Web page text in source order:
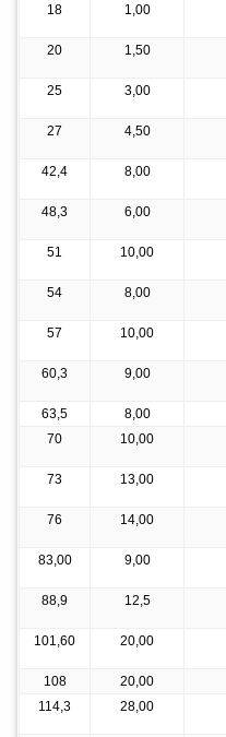
18 1,00
20 1,50
25 3,00
27 4,50
42,4 8,00
48,3 6,00
51 10,00
54 8,00
57 10,00
60,3 9,00
63,5 8,00
70
10,00
73 13,00
76 14,00
83,00 9,00
88,9 12,5
101,60 20,00
108 20,00
114,3
28,00